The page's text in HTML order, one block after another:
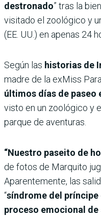
destronado” tras la
visitado el zoológico y
(EE. UU.) en apenas 24
Según las historias de
madre de la exMiss
últimos días de paseo
visto en un zoológico y
parque de aventuras.
“Nuestro paseito de
de fotos de Marquito
Aparentemente, las
“síndrome del
proceso emocional